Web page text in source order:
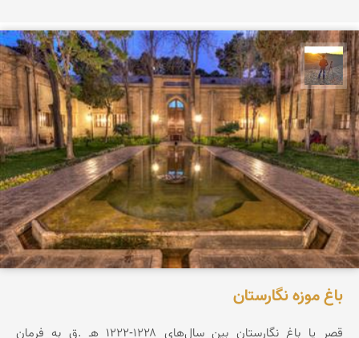
مهدی مخلصیان
باغ موزه نگارستان
قصر يا باغ نگارستان بين سال‌هاي ۱۲۲۸-۱۲۲۲ هـ .ق به فرمان